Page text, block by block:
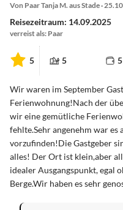
Von Paar Tanja M. aus Stade ·
Reisezeitraum: 14.09.2025
verreist als: Paar
5 5 5
Wir waren im September
Ferienwohnung!Nach der
wir eine gemütliche
fehlte.Sehr angenehm war
vorzufinden!Die Gastgeber
alles! Der Ort ist klein,aber
idealer Ausgangspunkt, egal
Berge.Wir haben es sehr